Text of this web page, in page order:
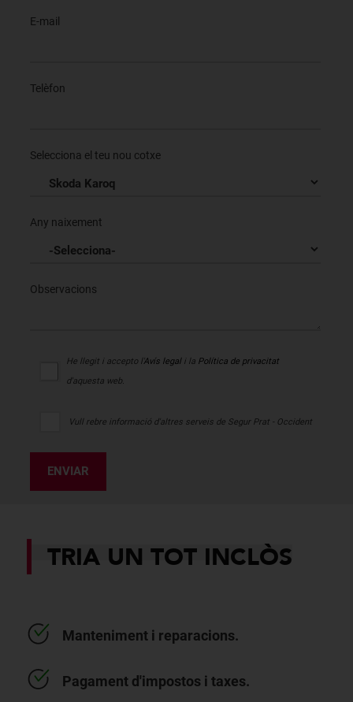
E-mail
Telèfon
Selecciona el teu nou cotxe
Any naixement
Observacions
He llegit i accepto l'Avís legali la Política de privacitat
d'aquesta web.
Vull rebre informació d'altres serveis de Segur Prat - Occident
ENVIAR
TRIA UN TOT INCLÒS
Manteniment i reparacions.
Pagament d'impostos i taxes.